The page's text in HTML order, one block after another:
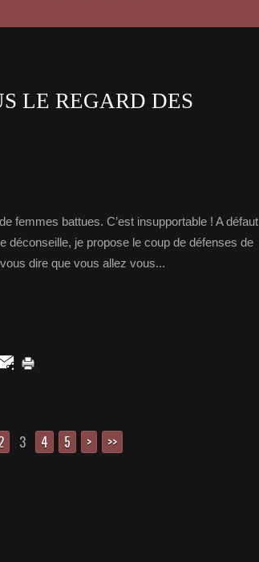
LE REGARD DES
femmes battues. C’est insupportable ! A défaut
je propose le coup de défenses de
dire que vous allez vous...
3 4 5 > >>